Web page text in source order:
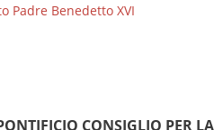
Padre Benedetto XVI
CONSIGLIO PER LA